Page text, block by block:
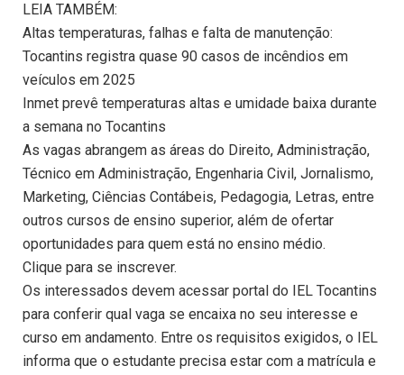
LEIA TAMBÉM:
Altas temperaturas, falhas e falta de manutenção:
Tocantins registra quase 90 casos de incêndios em
veículos em 2025
Inmet prevê temperaturas altas e umidade baixa durante
a semana no Tocantins
As vagas abrangem as áreas do Direito, Administração,
Técnico em Administração, Engenharia Civil, Jornalismo,
Marketing, Ciências Contábeis, Pedagogia, Letras, entre
outros cursos de ensino superior, além de ofertar
oportunidades para quem está no ensino médio.
Clique para se inscrever.
Os interessados devem acessar portal do IEL Tocantins
para conferir qual vaga se encaixa no seu interesse e
curso em andamento. Entre os requisitos exigidos, o IEL
informa que o estudante precisa estar com a matrícula e